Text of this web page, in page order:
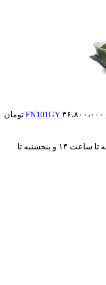
۳۶،۸۰۰،۰۰۰ تومان
حواله فروش کالا از شنبه تا چهارشنبه تا ساعت ۱۴ و پنجشنبه تا